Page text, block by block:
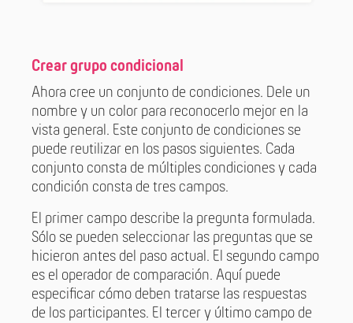
Crear grupo condicional
Ahora cree un conjunto de condiciones. Dele un
nombre y un color para reconocerlo mejor en la
vista general. Este conjunto de condiciones se
puede reutilizar en los pasos siguientes. Cada
conjunto consta de múltiples condiciones y cada
condición consta de tres campos.
El primer campo describe la pregunta formulada.
Sólo se pueden seleccionar las preguntas que se
hicieron antes del paso actual. El segundo campo
es el operador de comparación. Aquí puede
especificar cómo deben tratarse las respuestas
de los participantes. El tercer y último campo de